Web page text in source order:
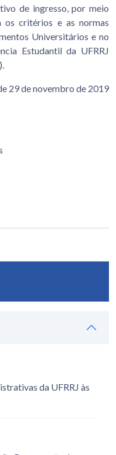
de ingresso, por meio
os critérios e as normas
Universitários e no
Estudantil da UFRRJ
29 de novembro de 2019
da UFRRJ às